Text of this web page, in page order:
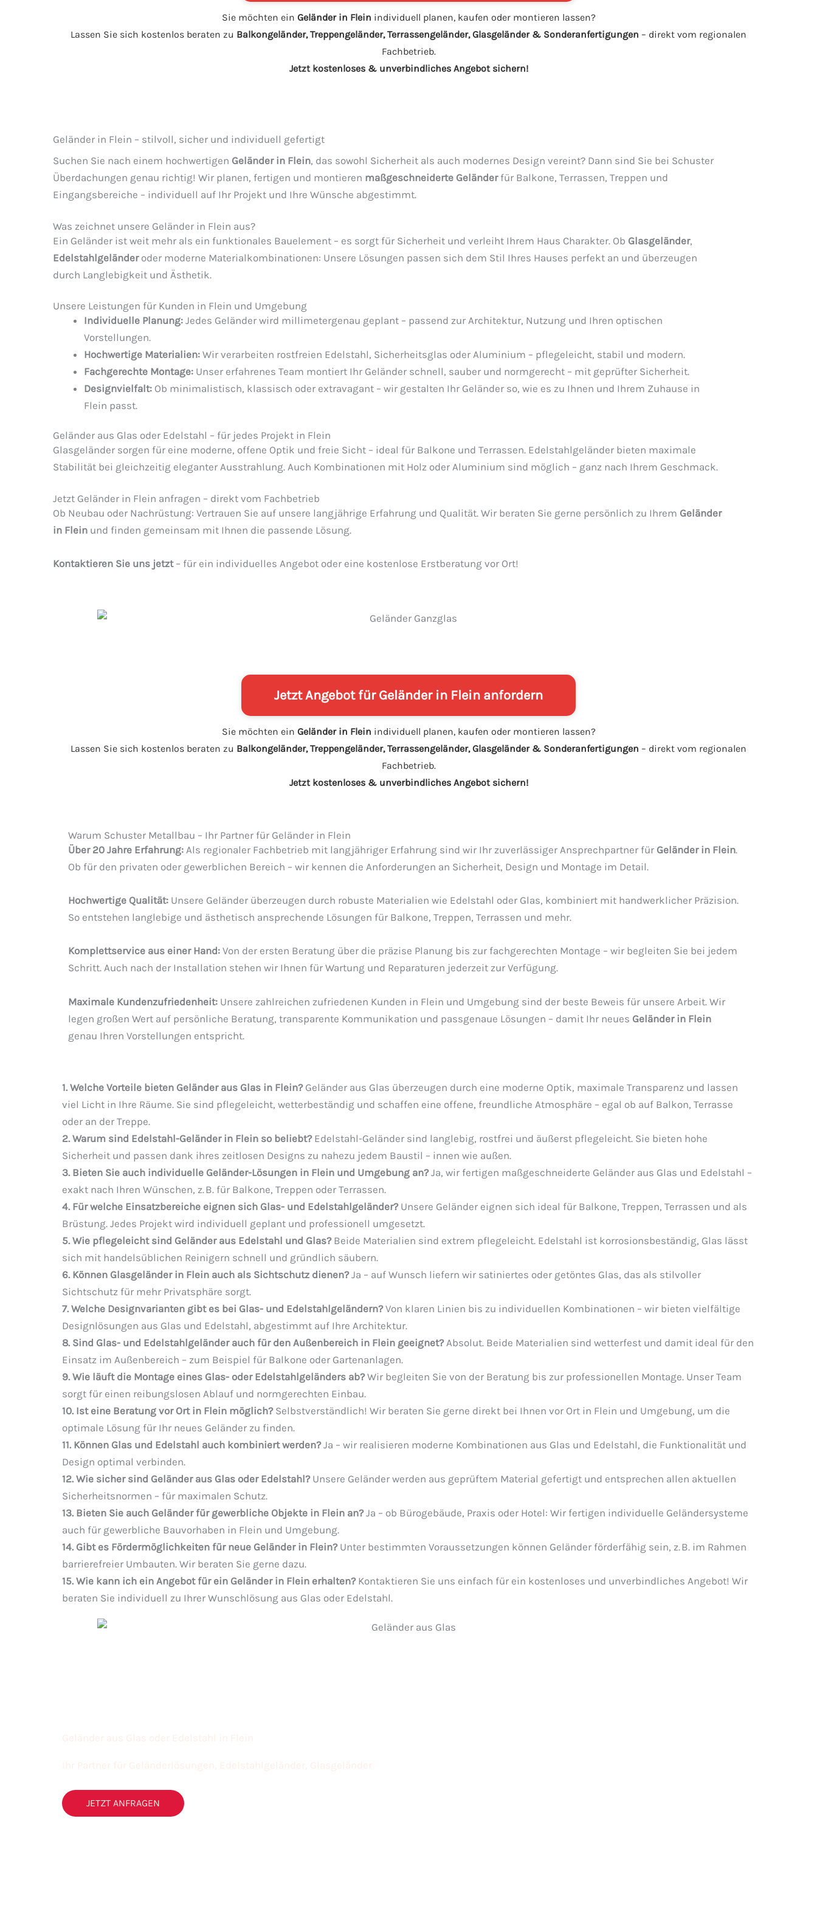
Sie möchten ein Geländer in Flein individuell planen, kaufen oder montieren lassen?
Lassen Sie sich kostenlos beraten zu Balkongeländer, Treppengeländer, Terrassengeländer, Glasgeländer & Sonderanfertigungen – direkt vom regionalen
Fachbetrieb.
Jetzt kostenloses & unverbindliches Angebot sichern!
Geländer in Flein – stilvoll, sicher und individuell gefertigt
Suchen Sie nach einem hochwertigen Geländer in Flein, das sowohl Sicherheit als auch modernes Design vereint? Dann sind Sie bei Schuster
Überdachungen genau richtig! Wir planen, fertigen und montieren maßgeschneiderte Geländerfür Balkone, Terrassen, Treppen und
Eingangsbereiche – individuell auf Ihr Projekt und Ihre Wünsche abgestimmt.
Was zeichnet unsere Geländer in Flein aus?
Ein Geländer ist weit mehr als ein funktionales Bauelement – es sorgt für Sicherheit und verleiht Ihrem Haus Charakter. Ob Glasgeländer,
Edelstahlgeländeroder moderne Materialkombinationen: Unsere Lösungen passen sich dem Stil Ihres Hauses perfekt an und überzeugen
durch Langlebigkeit und Ästhetik.
Unsere Leistungen für Kunden in Flein und Umgebung
Individuelle Planung: Jedes Geländer wird millimetergenau geplant – passend zur Architektur, Nutzung und Ihren optischen
Vorstellungen.
Hochwertige Materialien: Wir verarbeiten rostfreien Edelstahl, Sicherheitsglas oder Aluminium – pflegeleicht, stabil und modern.
Fachgerechte Montage: Unser erfahrenes Team montiert Ihr Geländer schnell, sauber und normgerecht – mit geprüfter Sicherheit.
Designvielfalt: Ob minimalistisch, klassisch oder extravagant – wir gestalten Ihr Geländer so, wie es zu Ihnen und Ihrem Zuhause in
Flein passt.
Geländer aus Glas oder Edelstahl – für jedes Projekt in Flein
Glasgeländer sorgen für eine moderne, offene Optik und freie Sicht – ideal für Balkone und Terrassen. Edelstahlgeländer bieten maximale
Stabilität bei gleichzeitig eleganter Ausstrahlung. Auch Kombinationen mit Holz oder Aluminium sind möglich – ganz nach Ihrem Geschmack.
Jetzt Geländer in Flein anfragen – direkt vom Fachbetrieb
Ob Neubau oder Nachrüstung: Vertrauen Sie auf unsere langjährige Erfahrung und Qualität. Wir beraten Sie gerne persönlich zu Ihrem Geländer
in Flein und finden gemeinsam mit Ihnen die passende Lösung.
Kontaktieren Sie uns jetzt– für ein individuelles Angebot oder eine kostenlose Erstberatung vor Ort!
Jetzt Angebot für Geländer in Flein anfordern
Sie möchten ein Geländer in Flein individuell planen, kaufen oder montieren lassen?
Lassen Sie sich kostenlos beraten zu Balkongeländer, Treppengeländer, Terrassengeländer, Glasgeländer & Sonderanfertigungen – direkt vom regionalen
Fachbetrieb.
Jetzt kostenloses & unverbindliches Angebot sichern!
Warum Schuster Metallbau – Ihr Partner für Geländer in Flein
Über 20 Jahre Erfahrung: Als regionaler Fachbetrieb mit langjähriger Erfahrung sind wir Ihr zuverlässiger Ansprechpartner für Geländer in Flein.
Ob für den privaten oder gewerblichen Bereich – wir kennen die Anforderungen an Sicherheit, Design und Montage im Detail.
Hochwertige Qualität: Unsere Geländer überzeugen durch robuste Materialien wie Edelstahl oder Glas, kombiniert mit handwerklicher Präzision.
So entstehen langlebige und ästhetisch ansprechende Lösungen für Balkone, Treppen, Terrassen und mehr.
Komplettservice aus einer Hand: Von der ersten Beratung über die präzise Planung bis zur fachgerechten Montage – wir begleiten Sie bei jedem
Schritt. Auch nach der Installation stehen wir Ihnen für Wartung und Reparaturen jederzeit zur Verfügung.
Maximale Kundenzufriedenheit: Unsere zahlreichen zufriedenen Kunden in Flein und Umgebung sind der beste Beweis für unsere Arbeit. Wir
legen großen Wert auf persönliche Beratung, transparente Kommunikation und passgenaue Lösungen – damit Ihr neues Geländer in Flein
genau Ihren Vorstellungen entspricht.
1. Welche Vorteile bieten Geländer aus Glas in Flein?Geländer aus Glas überzeugen durch eine moderne Optik, maximale Transparenz und lassen
viel Licht in Ihre Räume. Sie sind pflegeleicht, wetterbeständig und schaffen eine offene, freundliche Atmosphäre – egal ob auf Balkon, Terrasse
oder an der Treppe.
2. Warum sind Edelstahl-Geländer in Flein so beliebt?Edelstahl-Geländer sind langlebig, rostfrei und äußerst pflegeleicht. Sie bieten hohe
Sicherheit und passen dank ihres zeitlosen Designs zu nahezu jedem Baustil – innen wie außen.
3. Bieten Sie auch individuelle Geländer-Lösungen in Flein und Umgebung an?Ja, wir fertigen maßgeschneiderte Geländer aus Glas und Edelstahl –
exakt nach Ihren Wünschen, z. B. für Balkone, Treppen oder Terrassen.
4. Für welche Einsatzbereiche eignen sich Glas- und Edelstahlgeländer?Unsere Geländer eignen sich ideal für Balkone, Treppen, Terrassen und als
Brüstung. Jedes Projekt wird individuell geplant und professionell umgesetzt.
5. Wie pflegeleicht sind Geländer aus Edelstahl und Glas?Beide Materialien sind extrem pflegeleicht. Edelstahl ist korrosionsbeständig, Glas lässt
sich mit handelsüblichen Reinigern schnell und gründlich säubern.
6. Können Glasgeländer in Flein auch als Sichtschutz dienen?Ja – auf Wunsch liefern wir satiniertes oder getöntes Glas, das als stilvoller
Sichtschutz für mehr Privatsphäre sorgt.
7. Welche Designvarianten gibt es bei Glas- und Edelstahlgeländern?Von klaren Linien bis zu individuellen Kombinationen – wir bieten vielfältige
Designlösungen aus Glas und Edelstahl, abgestimmt auf Ihre Architektur.
8. Sind Glas- und Edelstahlgeländer auch für den Außenbereich in Flein geeignet?Absolut. Beide Materialien sind wetterfest und damit ideal für den
Einsatz im Außenbereich – zum Beispiel für Balkone oder Gartenanlagen.
9. Wie läuft die Montage eines Glas- oder Edelstahlgeländers ab?Wir begleiten Sie von der Beratung bis zur professionellen Montage. Unser Team
sorgt für einen reibungslosen Ablauf und normgerechten Einbau.
10. Ist eine Beratung vor Ort in Flein möglich?Selbstverständlich! Wir beraten Sie gerne direkt bei Ihnen vor Ort in Flein und Umgebung, um die
optimale Lösung für Ihr neues Geländer zu finden.
11. Können Glas und Edelstahl auch kombiniert werden?Ja – wir realisieren moderne Kombinationen aus Glas und Edelstahl, die Funktionalität und
Design optimal verbinden.
12. Wie sicher sind Geländer aus Glas oder Edelstahl?Unsere Geländer werden aus geprüftem Material gefertigt und entsprechen allen aktuellen
Sicherheitsnormen – für maximalen Schutz.
13. Bieten Sie auch Geländer für gewerbliche Objekte in Flein an?Ja – ob Bürogebäude, Praxis oder Hotel: Wir fertigen individuelle Geländersysteme
auch für gewerbliche Bauvorhaben in Flein und Umgebung.
14. Gibt es Fördermöglichkeiten für neue Geländer in Flein?Unter bestimmten Voraussetzungen können Geländer förderfähig sein, z. B. im Rahmen
barrierefreier Umbauten. Wir beraten Sie gerne dazu.
15. Wie kann ich ein Angebot für ein Geländer in Flein erhalten?Kontaktieren Sie uns einfach für ein kostenloses und unverbindliches Angebot! Wir
beraten Sie individuell zu Ihrer Wunschlösung aus Glas oder Edelstahl.
Geländer aus Glas oder Edelstahl in Flein
Ihr Partner für Geländerlösungen, Edelstahlgeländer, Glasgeländer
JETZT ANFRAGEN